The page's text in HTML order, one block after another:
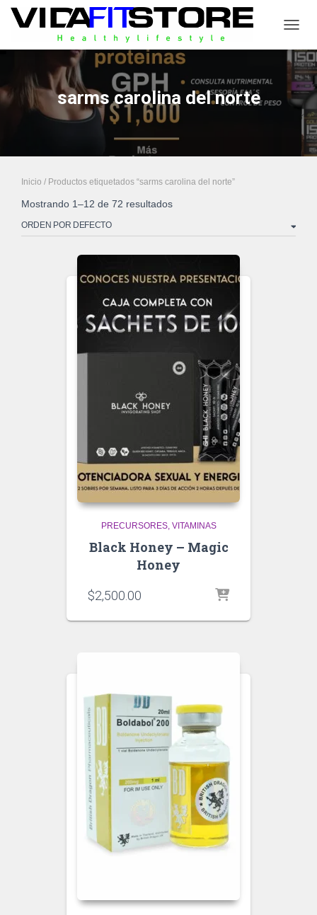
sarms carolina del norte
Inicio / Productos etiquetados “sarms carolina del norte”
Mostrando 1–12 de 72 resultados
PRECURSORES VITAMINAS
Black Honey – Magic
Honey
$2,500.00